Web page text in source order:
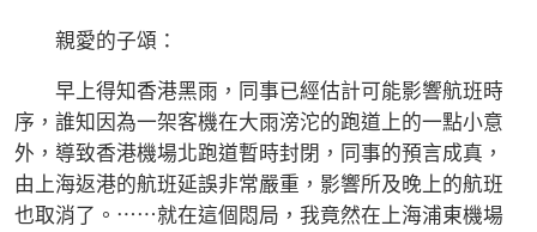
親愛的子頌：
早上得知香港黑雨，同事已經估計可能影響航班時
序，誰知因為一架客機在大雨滂沱的跑道上的一點小意
外，導致香港機場北跑道暫時封閉，同事的預言成真，
由上海返港的航班延誤非常嚴重，影響所及晚上的航班
也取消了。⋯⋯就在這個悶局，我竟然在上海浦東機場